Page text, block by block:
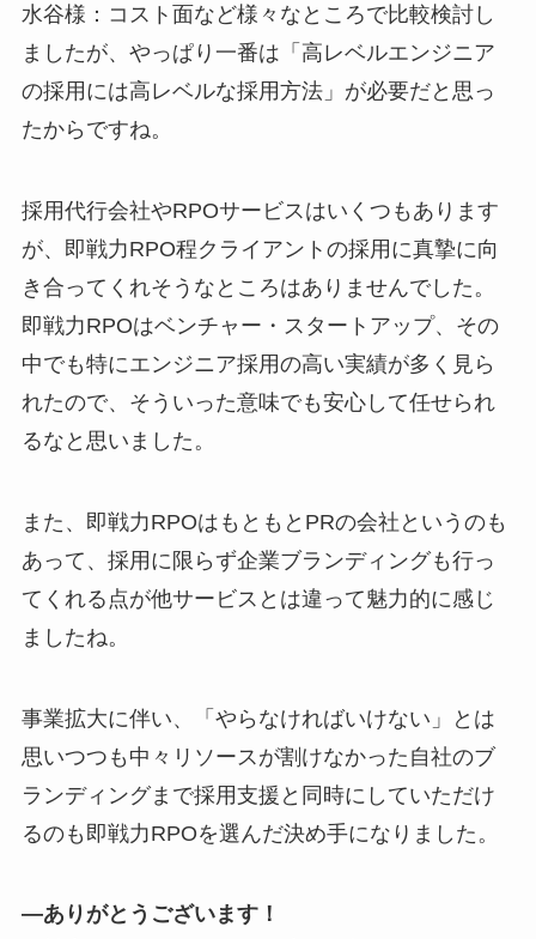
水谷様：コスト面など様々なところで比較検討し
ましたが、やっぱり一番は「高レベルエンジニア
の採用には高レベルな採用方法」が必要だと思っ
たからですね。
採用代行会社やRPOサービスはいくつもあります
が、即戦力RPO程クライアントの採用に真摯に向
き合ってくれそうなところはありませんでした。
即戦力RPOはベンチャー・スタートアップ、その
中でも特にエンジニア採用の高い実績が多く見ら
れたので、そういった意味でも安心して任せられ
るなと思いました。
また、即戦力RPOはもともとPRの会社というのも
あって、採用に限らず企業ブランディングも行っ
てくれる点が他サービスとは違って魅力的に感じ
ましたね。
事業拡大に伴い、「やらなければいけない」とは
思いつつも中々リソースが割けなかった自社のブ
ランディングまで採用支援と同時にしていただけ
るのも即戦力RPOを選んだ決め手になりました。
―ありがとうございます！